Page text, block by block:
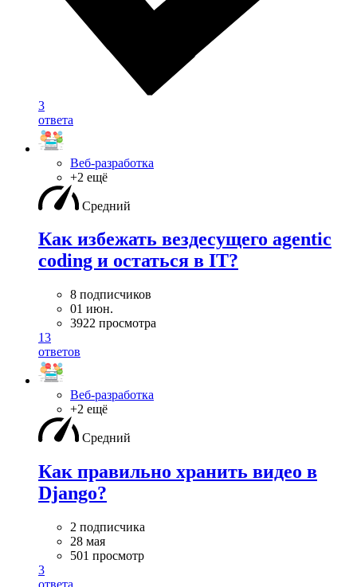
3
ответа
Веб-разработка
+2 ещё
Средний
Как избежать вездесущего agentic
coding и остаться в IT?
8 подписчиков
01 июн.
3922 просмотра
13
ответов
Веб-разработка
+2 ещё
Средний
Как правильно хранить видео в
Django?
2 подписчика
28 мая
501 просмотр
3